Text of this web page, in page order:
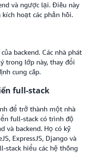
và ngược lại. Điều này
hoạt các phản hồi.
backend. Các nhà phát
trong lớp này, thay đổi
cung cấp.
full-stack
để trở thành một nhà
full-stack có trình độ
và backend. Họ có kỹ
ExpressJS, Django và
stack hiểu các hệ thống